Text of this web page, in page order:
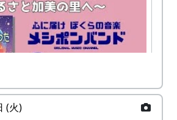
ドが若い頃連続出場を果たして
(火)